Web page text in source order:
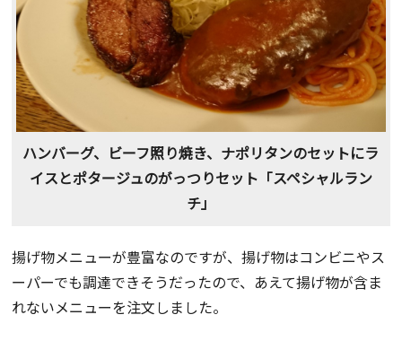
ハンバーグ、ビーフ照り焼き、ナポリタンのセットにラ
イスとポタージュのがっつりセット「スペシャルラン
チ」
揚げ物メニューが豊富なのですが、揚げ物はコンビニやス
ーパーでも調達できそうだったので、あえて揚げ物が含ま
れないメニューを注文しました。